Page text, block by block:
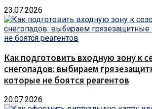
23.07.2026
Как подготовить входную зону к
снегопадов: выбираем
которые не боятся реагентов
20.07.2026